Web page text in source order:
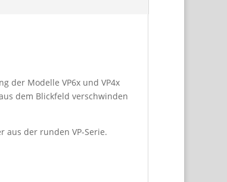
der Modelle VP6x und VP4x
dem Blickfeld verschwinden
aus der runden VP-Serie.